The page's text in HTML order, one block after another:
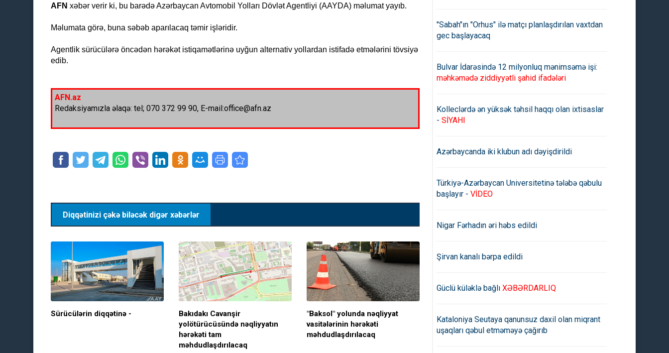
AFN xəbər verir ki, bu barədə Azərbaycan Avtomobil Yolları Dövlət Agentliyi (AAYDA) məlumat yayıb.
Məlumata görə, buna səbəb aparılacaq təmir işləridir.
Agentlik sürücülərə öncədən hərəkət istiqamətlərinə uyğun alternativ yollardan istifadə etmələrini tövsiyə
edib.
AFN.az
Redaksiyamızla əlaqə: tel; 070 372 99 90, E-mail:office@afn.az
Diqqətinizi çəkə biləcək digər xəbərlər
Sürücülərin diqqətinə -
Bakıdakı Cavanşir
yolötürücüsündə nəqliyyatın
hərəkəti tam
məhdudlaşdırılacaq
"Baksol" yolunda nəqliyyat
vasitələrinin hərəkəti
məhdudlaşdırılacaq
hərəkəti qismən
məhdudlaşdırılacaq
hərəkət məhdudlaşdırılacaq
"Sabah"ın "Orhus" ilə matçı planlaşdırılan vaxtdan
gec başlayacaq
Bulvar İdarəsində 12 milyonluq mənimsəmə işi:
məhkəmədə ziddiyyətli şahid ifadələri
Kolleclərdə ən yüksək təhsil haqqı olan ixtisaslar
- SİYAHI
Azərbaycanda iki klubun adı dəyişdirildi
Türkiyə-Azərbaycan Universitetinə tələbə qəbulu
başlayır - VİDEO
Nigar Fərhadın əri həbs edildi
Şirvan kanalı bərpa edildi
Güclü küləklə bağlı XƏBƏRDARLIQ
Kataloniya Seutaya qanunsuz daxil olan miqrant
uşaqları qəbul etməməyə çağırıb